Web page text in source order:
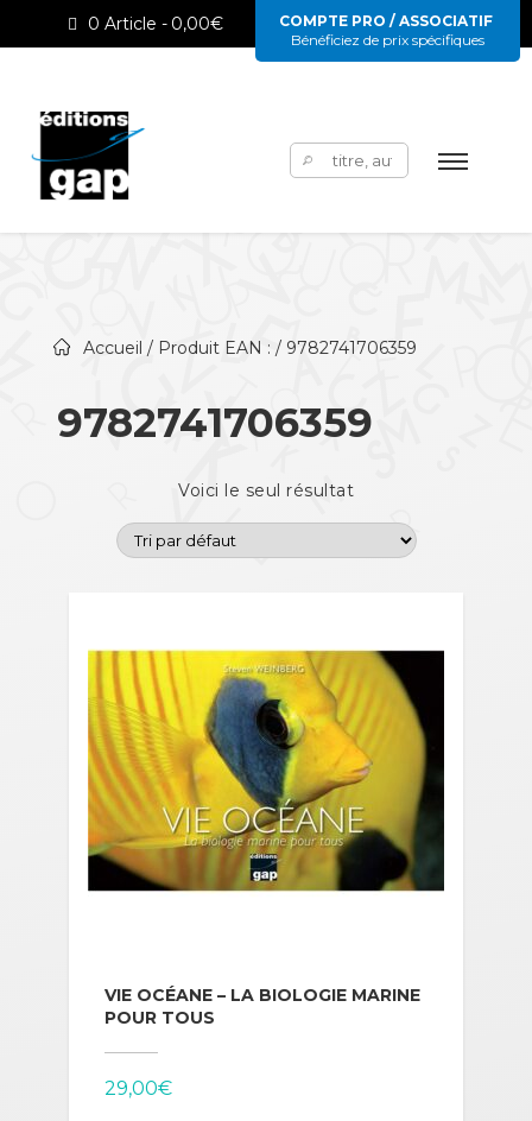
0 Article 0,00€
COMPTE PRO / ASSOCIATIF
Bénéficiez de prix spécifiques
Rechercher :
Accueil / Produit EAN : / 9782741706359
9782741706359
Voici le seul résultat
VIE OCÉANE – LA BIOLOGIE MARINE
POUR TOUS
29,00€